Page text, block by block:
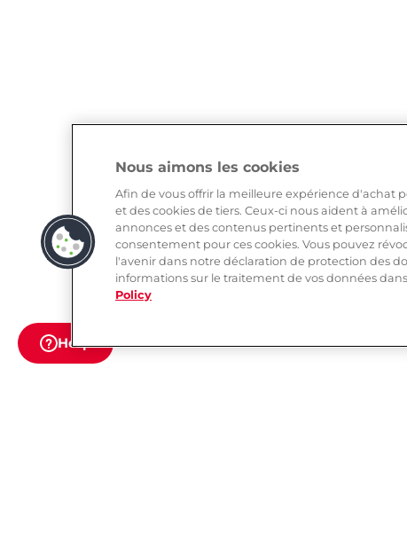
Help
Nous aimons les cookies
Afin de vous offrir la meilleure expérience d'achat
et des cookies de tiers. Ceux-ci nous aident à
annonces et des contenus pertinents et
consentement pour ces cookies. Vous pouvez
l'avenir dans notre déclaration de protection des
informations sur le traitement de vos données
Policy